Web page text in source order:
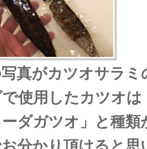
真がカツオサラミ
使用したカツオ
ダガツオ」と種